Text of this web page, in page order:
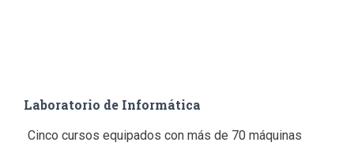
Laboratorio de Informática
Cinco cursos equipados con más de 70 máquinas